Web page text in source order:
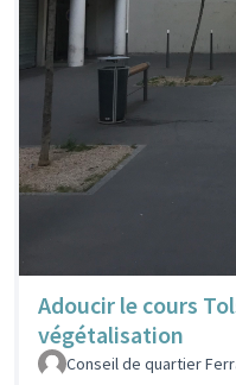
Adoucir le cours
végétalisation
Conseil de quartier